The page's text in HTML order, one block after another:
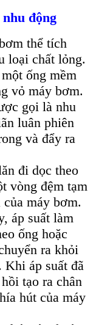
động
thể tích
loại chất lỏng.
ống mềm
vỏ máy bơm.
gọi là nhu
luân phiên
và đẩy ra
đi dọc theo
vòng đệm tạm
máy bơm.
áp suất làm
ống hoặc
ra khỏi
Khi áp suất đã
tạo ra chân
hút của máy